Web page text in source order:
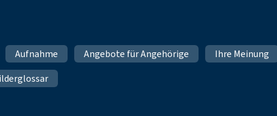
Aufnahme Angebote für Angehörige Ihre Meinung